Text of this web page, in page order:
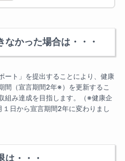
なかった場合は・・・
ート」を提出することにより、健康
間（宣言期間2年※）を更新するこ
組み達成を目指します。（※健康企
日から宣言期間2年に変わりまし
は・・・